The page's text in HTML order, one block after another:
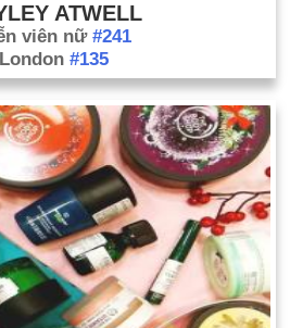
ATWELL
viên nữ #241
London #135